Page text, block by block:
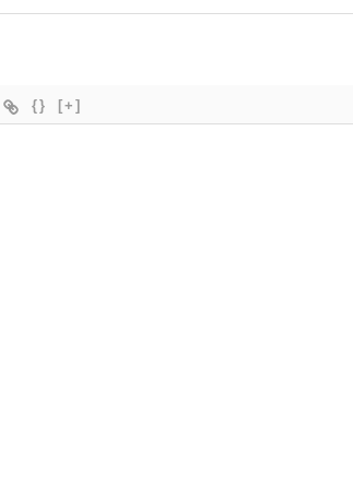
{} [+]